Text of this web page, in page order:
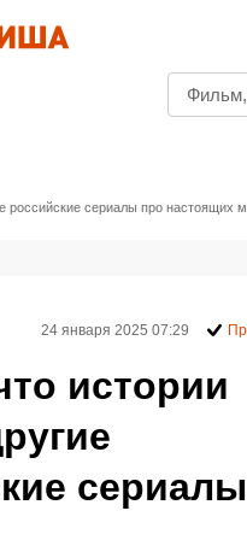
российские сериалы про настоящих
истории
24 января 2025 07:29